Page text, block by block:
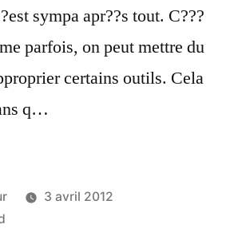
sympa apr??s tout. C???
parfois, on peut mettre du
certains outils. Cela
q…
3 avril 2012